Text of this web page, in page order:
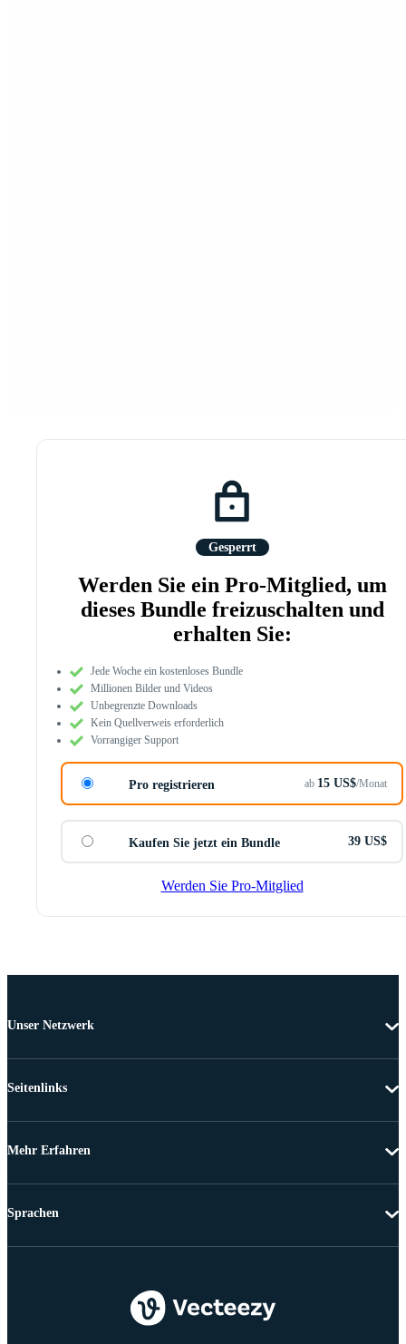
Gesperrt
Werden Sie ein Pro-Mitglied, um
dieses Bundle freizuschalten und
erhalten Sie:
Jede Woche ein kostenloses Bundle
Millionen Bilder und Videos
Unbegrenzte Downloads
Kein Quellverweis erforderlich
Vorrangiger Support
Pro registrieren ab 15 US$/Monat
Kaufen Sie jetzt ein Bundle 39 US$
Werden Sie Pro-Mitglied
Unser Netzwerk
Seitenlinks
Mehr Erfahren
Sprachen